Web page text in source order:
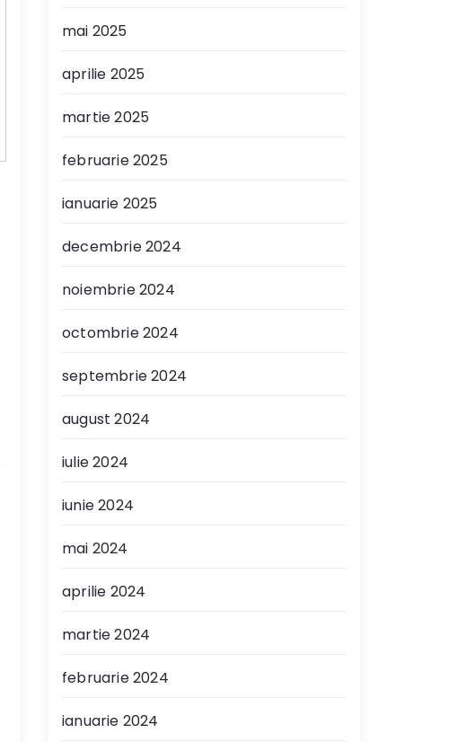
mai 2025
aprilie 2025
martie 2025
februarie 2025
ianuarie 2025
decembrie 2024
noiembrie 2024
octombrie 2024
septembrie 2024
august 2024
iulie 2024
iunie 2024
mai 2024
aprilie 2024
martie 2024
februarie 2024
ianuarie 2024